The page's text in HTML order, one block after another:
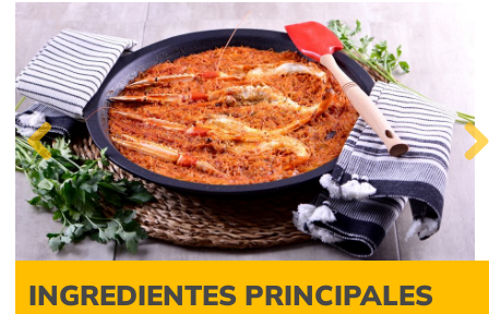
Previous
INGREDIENTES PRINCIPALES